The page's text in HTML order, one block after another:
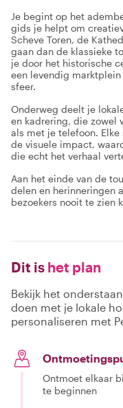
Je begint op het
gids je helpt om
Scheve Toren, de
gaan dan de klassieke
je door het historische
een levendig marktplein
sfeer.
Onderweg deelt je
en kadrering, die zowel
als met je telefoon.
de visuele impact,
die echt het verhaal
Aan het einde van de
delen en herinneringen
bezoekers nooit te zien
Dit is het plan
Bekijk het
doen met je lokale
personaliseren met
Ontmoet elkaar
te beginnen